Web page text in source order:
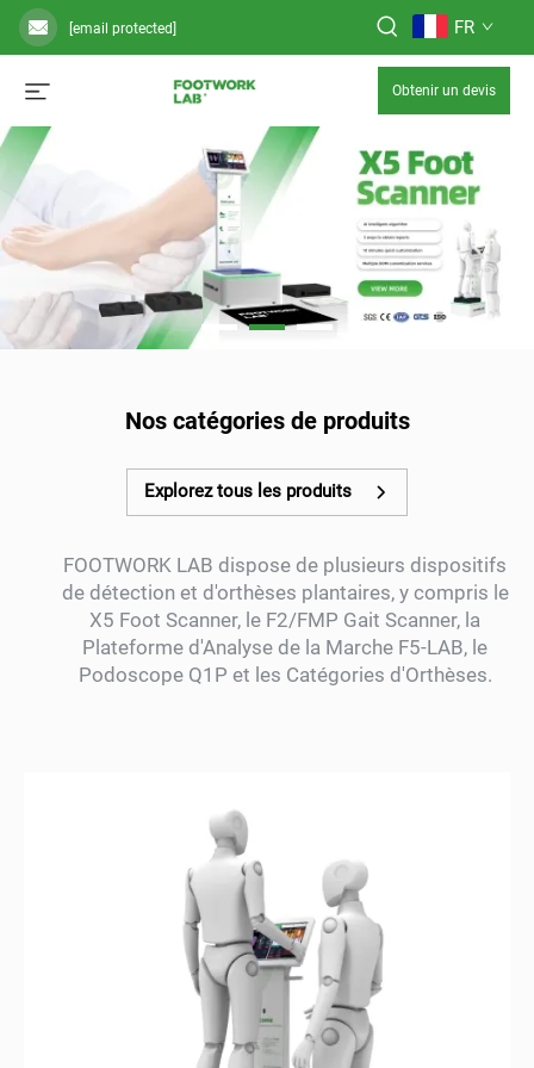
[email protected] FR
Obtenir un devis
Nos catégories de produits
Explorez tous les produits
FOOTWORK LAB dispose de plusieurs dispositifs
de détection et d'orthèses plantaires, y compris le
X5 Foot Scanner, le F2/FMP Gait Scanner, la
Plateforme d'Analyse de la Marche F5-LAB, le
Podoscope Q1P et les Catégories d'Orthèses.